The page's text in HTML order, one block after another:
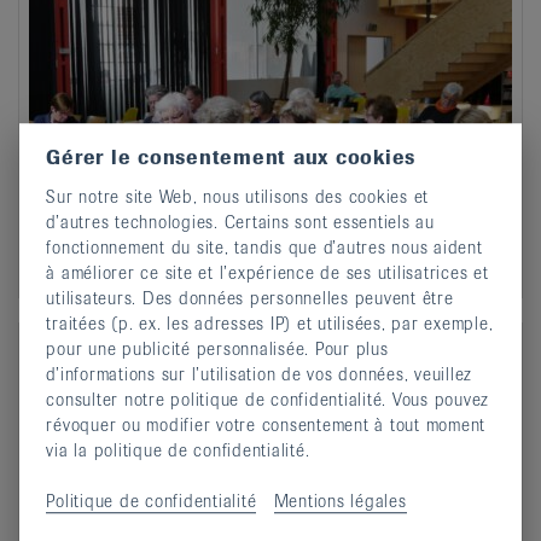
Gérer le consentement aux cookies
Sur notre site Web, nous utilisons des cookies et
d’autres technologies. Certains sont essentiels au
fonctionnement du site, tandis que d’autres nous aident
à améliorer ce site et l’expérience de ses utilisatrices et
utilisateurs. Des données personnelles peuvent être
traitées (p. ex. les adresses IP) et utilisées, par exemple,
pour une publicité personnalisée. Pour plus
d’informations sur l’utilisation de vos données, veuillez
consulter notre politique de confidentialité. Vous pouvez
révoquer ou modifier votre consentement à tout moment
via la politique de confidentialité.
Politique de confidentialité Mentions légales